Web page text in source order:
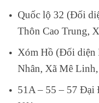
Quốc lộ 32 (Đối
Thôn Cao Trung,
Xóm Hồ (Đối diện
Nhân, Xã Mê
51A – 55 – 57 Đại